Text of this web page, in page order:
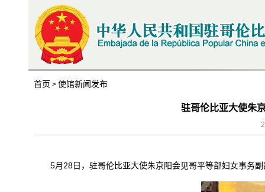
首页 > 使馆新闻发布
驻哥伦比亚大使朱
5月28日，驻哥伦比亚大使朱京阳会见哥平等部妇女事务